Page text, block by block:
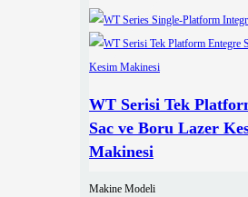
WT Serisi Tek
Sac ve Boru Lazer
Makinesi
Makine Modeli